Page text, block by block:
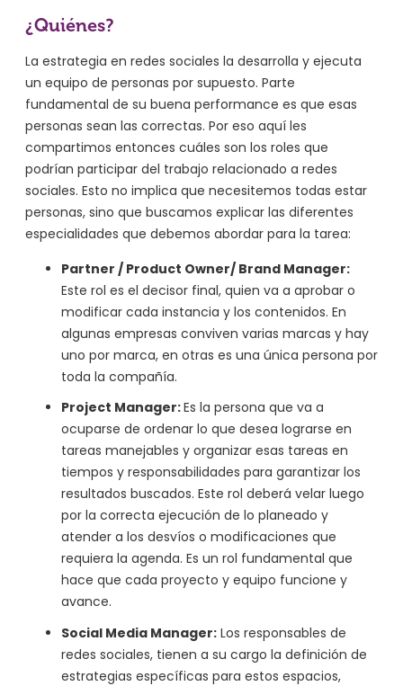
¿Quiénes?
La estrategia en redes sociales la desarrolla y ejecuta
un equipo de personas por supuesto. Parte
fundamental de su buena performance es que esas
personas sean las correctas. Por eso aquí les
compartimos entonces cuáles son los roles que
podrían participar del trabajo relacionado a redes
sociales. Esto no implica que necesitemos todas estar
personas, sino que buscamos explicar las diferentes
especialidades que debemos abordar para la tarea:
Partner / Product Owner/ Brand Manager:
Este rol es el decisor final, quien va a aprobar o
modificar cada instancia y los contenidos. En
algunas empresas conviven varias marcas y hay
uno por marca, en otras es una única persona por
toda la compañía.
Project Manager:Es la persona que va a
ocuparse de ordenar lo que desea lograrse en
tareas manejables y organizar esas tareas en
tiempos y responsabilidades para garantizar los
resultados buscados. Este rol deberá velar luego
por la correcta ejecución de lo planeado y
atender a los desvíos o modificaciones que
requiera la agenda. Es un rol fundamental que
hace que cada proyecto y equipo funcione y
avance.
Social Media Manager: Los responsables de
redes sociales, tienen a su cargo la definición de
estrategias específicas para estos espacios,